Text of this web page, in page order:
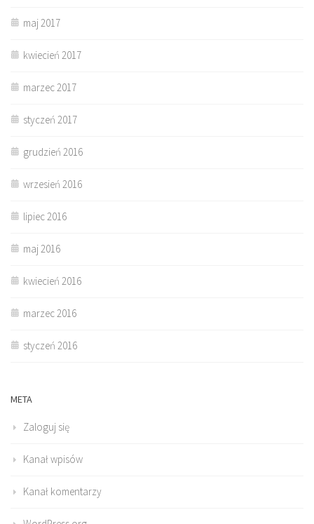
maj 2017
kwiecień 2017
marzec 2017
styczeń 2017
grudzień 2016
wrzesień 2016
lipiec 2016
maj 2016
kwiecień 2016
marzec 2016
styczeń 2016
META
Zaloguj się
Kanał wpisów
Kanał komentarzy